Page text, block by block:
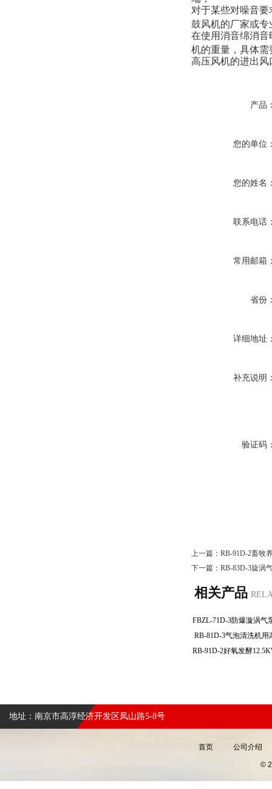
对于某些对噪音
鼓风机的厂家或
在使用消音绵消
机的重量，具体需
高压风机的进出
产品
您的单位
您的姓名
联系电话
常用邮箱
省份
详细地址
补充说明
验证码
上一篇： RB-91D-2畜牧
下一篇： RB-83D-3旋涡
相关产品
RB-81D-3气泡清洗机
地址：南京市高淳经济开发区凤山路5-8号
首页 公司介绍
©